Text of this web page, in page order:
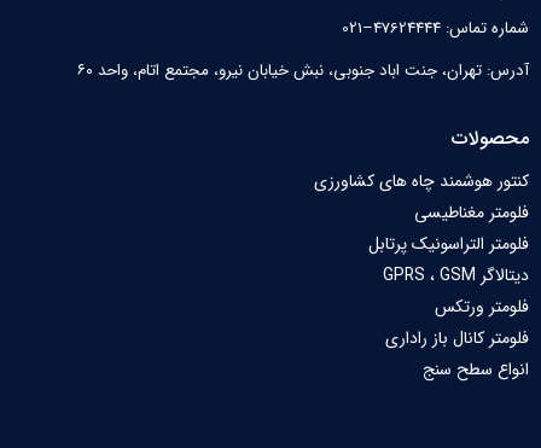
شماره تماس: 47624444–021
آدرس: تهران، جنت اباد جنوبی، نبش خیابان نیرو‌، مجتمع اتام، واحد ۶۰
محصولات
کنتور هوشمند چاه های کشاورزی
فلومتر مغناطیسی
فلومتر التراسونیک پرتابل
دیتالاگر GPRS ، GSM
فلومتر ورتکس
فلومتر کانال باز راداری
انواع سطح سنج